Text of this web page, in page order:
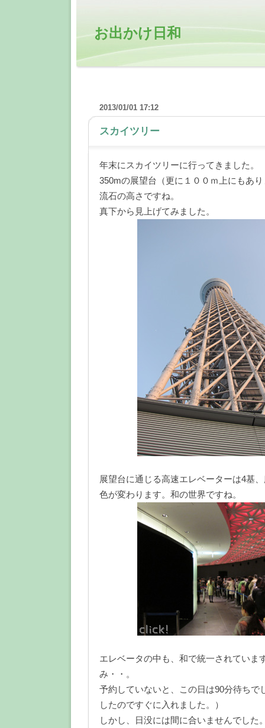
お出かけ日和
スカイツリー
2013/01/01 17:12
年末にスカイツリーに行ってきました。
350mの展望台（更に１００ｍ上にもあ
流石の高さですね。
真下から見上げてみました。
展望台に通じる高速エレベーターは4基
色が変わります。和の世界ですね。
エレベータの中も、和で統一されていま
み・・。
予約していないと、この日は90分待ちで
したのですぐに入れました。）
しかし、日没には間に合いませんでした